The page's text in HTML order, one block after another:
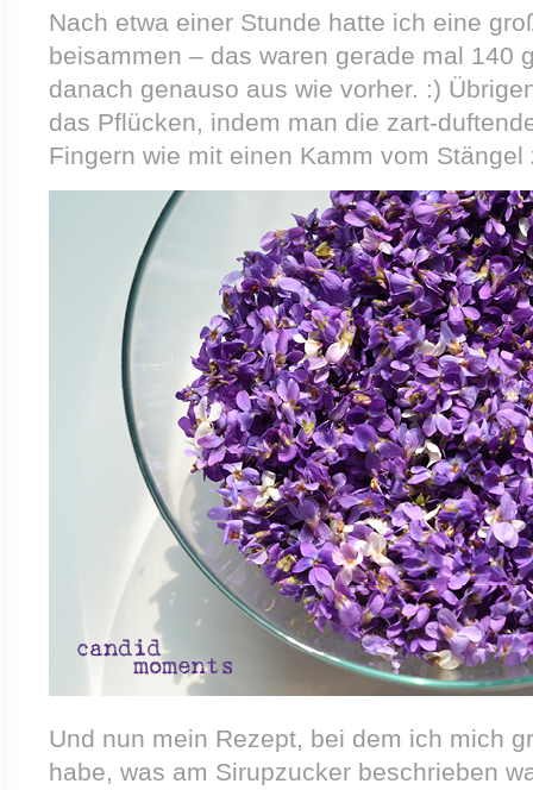
Nach etwa einer Stunde hatte ich eine
beisammen – das waren gerade mal 140
danach genauso aus wie vorher. :)
das Pflücken, indem man die zart-
Fingern wie mit einen Kamm vom Stängel
Und nun mein Rezept, bei dem ich mich
habe, was am Sirupzucker beschrieben